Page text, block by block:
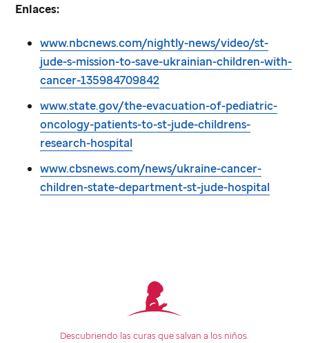
Enlaces:
www.nbcnews.com/nightly-news/video/st-
jude-s-mission-to-save-ukrainian-children-with-
cancer-135984709842
www.state.gov/the-evacuation-of-pediatric-
oncology-patients-to-st-jude-childrens-
research-hospital
www.cbsnews.com/news/ukraine-cancer-
children-state-department-st-jude-hospital
Descubriendo las curas quesalvan a los niños.